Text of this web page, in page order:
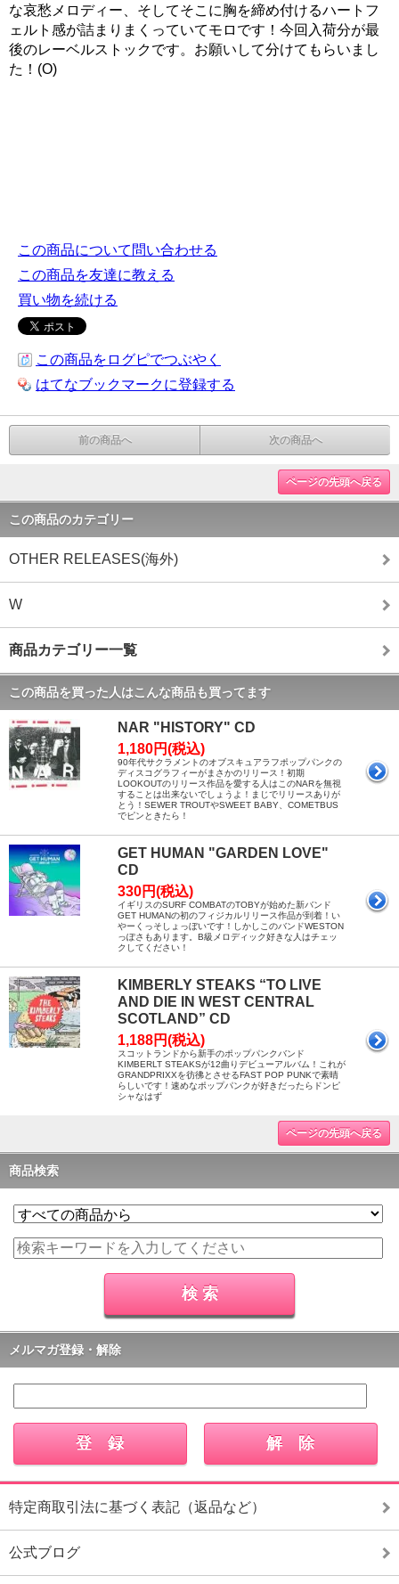
な哀愁メロディー、そしてそこに胸を締め付けるハートフ
ェルト感が詰まりまくっていてモロです！今回入荷分が最
後のレーベルストックです。お願いして分けてもらいまし
た！(O)
この商品について問い合わせる
この商品を友達に教える
買い物を続ける
この商品をログピでつぶやく
はてなブックマークに登録する
前の商品へ 次の商品へ
ページの先頭へ戻る
この商品のカテゴリー
OTHER RELEASES(海外)
W
商品カテゴリー一覧
この商品を買った人はこんな商品も買ってます
NAR "HISTORY" CD
1,180円(税込)
90年代サクラメントのオブスキュアラフポップパンクの
ディスコグラフィーがまさかのリリース！初期
LOOKOUTのリリース作品を愛する人はこのNARを無視
することは出来ないでしょうよ！まじでリリースありが
とう！SEWER TROUTやSWEET BABY、COMETBUS
でピンときたら！
GET HUMAN "GARDEN LOVE"
CD
330円(税込)
イギリスのSURF COMBATのTOBYが始めた新バンド
GET HUMANの初のフィジカルリリース作品が到着！い
やーくっそしょっぼいです！しかしこのバンドWESTON
っぽさもあります。B級メロディック好きな人はチェッ
クしてください！
KIMBERLY STEAKS “TO LIVE
AND DIE IN WEST CENTRAL
SCOTLAND” CD
1,188円(税込)
スコットランドから新手のポップパンクバンド
KIMBERLT STEAKSが12曲りデビューアルバム！これが
GRANDPRIXXを彷彿とさせるFAST POP PUNKで素晴
らしいです！速めなポップパンクが好きだったらドンピ
シャなはず
ページの先頭へ戻る
商品検索
メルマガ登録・解除
特定商取引法に基づく表記（返品など）
公式ブログ